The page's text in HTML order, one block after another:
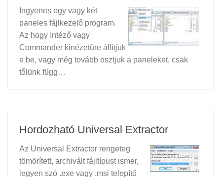
Ingyenes egy vagy két
paneles fájlkezelő program.
Az hogy Intéző vagy
Commander kinézetűre állítjuk
e be, vagy még tovább osztjuk a paneleket, csak
tőlünk függ…
Hordozható Universal Extractor
Az Universal Extractor rengeteg
tömörített, archivált fájltípust ismer,
legyen szó .exe vagy .msi telepítő